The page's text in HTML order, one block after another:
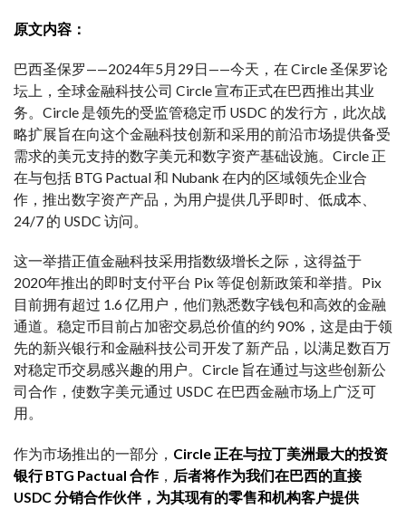
原文内容：
巴西圣保罗——2024年5月29日——今天，在 Circle 圣保罗论
坛上，全球金融科技公司 Circle 宣布正式在巴西推出其业
务。Circle 是领先的受监管稳定币 USDC 的发行方，此次战
略扩展旨在向这个金融科技创新和采用的前沿市场提供备受
需求的美元支持的数字美元和数字资产基础设施。Circle 正
在与包括 BTG Pactual 和 Nubank 在内的区域领先企业合
作，推出数字资产产品，为用户提供几乎即时、低成本、
24/7 的 USDC 访问。
这一举措正值金融科技采用指数级增长之际，这得益于
2020年推出的即时支付平台 Pix 等促创新政策和举措。Pix
目前拥有超过 1.6 亿用户，他们熟悉数字钱包和高效的金融
通道。稳定币目前占加密交易总价值的约 90%，这是由于领
先的新兴银行和金融科技公司开发了新产品，以满足数百万
对稳定币交易感兴趣的用户。Circle 旨在通过与这些创新公
司合作，使数字美元通过 USDC 在巴西金融市场上广泛可
用。
作为市场推出的一部分， Circle 正在与拉丁美洲最大的投资
银行 BTG Pactual 合作 ， 后者将作为我们在巴西的直接
USDC 分销合作伙伴，为其现有的零售和机构客户提供